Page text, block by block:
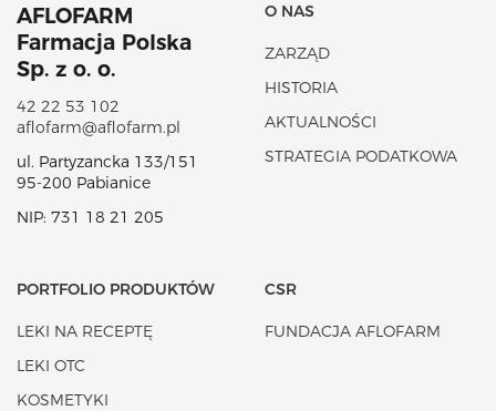
AFLOFARM
Farmacja Polska
Sp. z o. o.
42 22 53 102
aflofarm@aflofarm.pl
ul. Partyzancka 133/151
95-200 Pabianice
NIP: 731 18 21 205
O NAS
ZARZĄD
HISTORIA
AKTUALNOŚCI
STRATEGIA PODATKOWA
PORTFOLIO PRODUKTÓW
LEKI NA RECEPTĘ
LEKI OTC
KOSMETYKI
CSR
FUNDACJA AFLOFARM